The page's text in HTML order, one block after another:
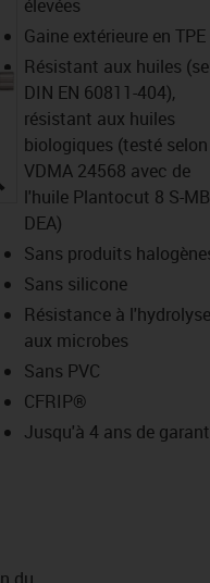
igus-icon-lupe
élevées
Gaine extérieure en TPE
Résistant aux huiles
DIN EN 60811-404),
résistant aux huiles
biologiques (testé selon
VDMA 24568 avec de
l'huile Plantocut 8 S-
DEA)
Sans produits
Sans silicone
Résistance à
aux microbes
Sans PVC
CFRIP®
Jusqu'à 4 ans de
du